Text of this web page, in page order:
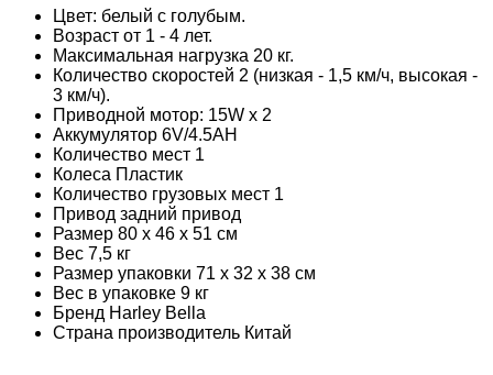
Цвет: белый с голубым.
Возраст от 1 - 4 лет.
Максимальная нагрузка 20 кг.
Количество скоростей 2 (низкая - 1,5 км/ч, высокая -
3 км/ч).
Приводной мотор: 15W x 2
Аккумулятор 6V/4.5AH
Количество мест 1
Колеса Пластик
Количество грузовых мест 1
Привод задний привод
Размер 80 х 46 х 51 см
Вес 7,5 кг
Размер упаковки 71 х 32 х 38 см
Вес в упаковке 9 кг
Бренд Harley Bella
Страна производитель Китай